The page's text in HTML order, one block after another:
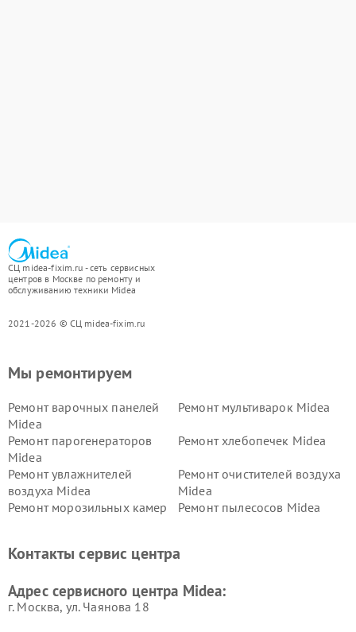
СЦ midea-fixim.ru - сеть сервисных
центров в Москве по ремонту и
обслуживанию техники Midea
2021-2026 © СЦ midea-fixim.ru
Мы ремонтируем
Ремонт варочных панелей
Midea
Ремонт мультиварок Midea
Ремонт парогенераторов
Midea
Ремонт хлебопечек Midea
Ремонт увлажнителей
воздуха Midea
Ремонт очистителей воздуха
Midea
Ремонт морозильных камер
Ремонт пылесосов Midea
пылесосов Midea
Midea
Контакты сервис центра
Адрес сервисного центра Midea:
г. Москва, ул. Чаянова 18